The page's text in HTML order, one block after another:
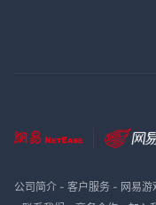
公司简介- 客户服务- 网易